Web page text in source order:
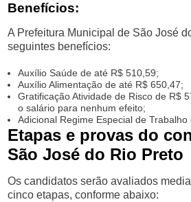
Benefícios:
A Prefeitura Municipal de São José
seguintes benefícios:
Auxílio Saúde de até R$ 510,59;
Auxílio Alimentação de até R$ 650,47;
Gratificação Atividade de Risco de R$
o salário para nenhum efeito;
Adicional Regime Especial de Trabalho
Etapas e provas do
São José do Rio Preto
Os candidatos serão avaliados
cinco etapas, conforme abaixo: